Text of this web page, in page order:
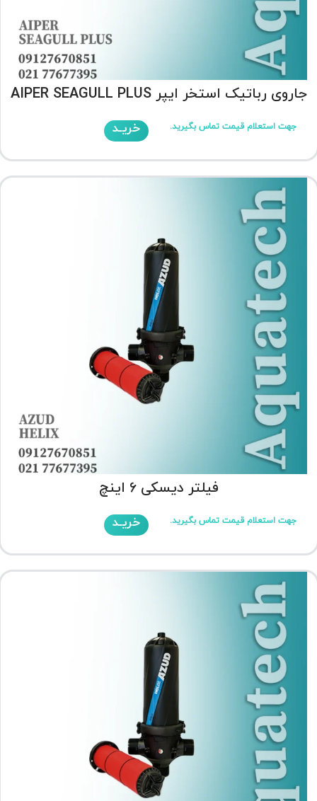
جاروی رباتیک استخر ایپر AIPER SEAGULL PLUS
جهت استعلام قیمت تماس بگیرید. خریـد
فیلتر دیسکی 6 اینچ
جهت استعلام قیمت تماس بگیرید. خریـد